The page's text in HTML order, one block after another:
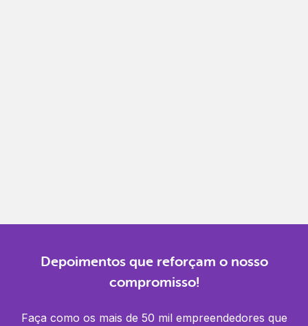
Depoimentos que reforçam o nosso
compromisso!
Faça como os mais de 50 mil empreendedores que